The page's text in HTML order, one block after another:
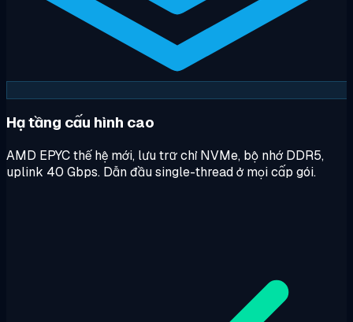
Hạ tầng cấu hình cao
AMD EPYC thế hệ mới, lưu trữ chỉ NVMe, bộ nhớ DDR5,
uplink 40 Gbps. Dẫn đầu single-thread ở mọi cấp gói.